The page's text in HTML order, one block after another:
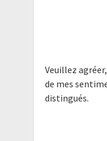
Veuillez
de mes
distingués.